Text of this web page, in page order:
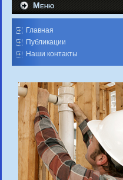
Меню
Главная
Публикации
Наши контакты